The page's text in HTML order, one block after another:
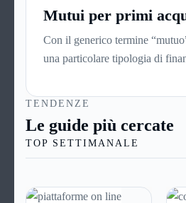
Mutui per primi
per navigare nel
acquisto della casa
Con il generico termine
una particolare tipologia di
dai 5 ai 30 anni). Si tratta di
restituire alla banca soltanto il
anche una certa quota a titolo di
TENDENZE
Le guide più cercate
TOP SETTIMANALE